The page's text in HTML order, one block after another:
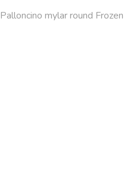
Palloncino mylar round Frozen